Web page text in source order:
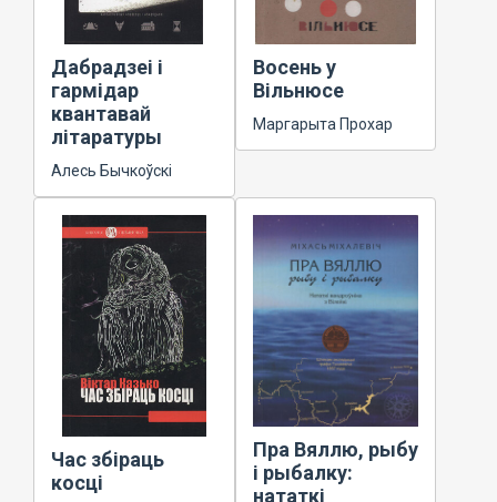
Дабрадзеі і
гармідар
квантавай
літаратуры
Алесь Бычкоўскі
Восень у
Вільнюсе
Маргарыта Прохар
Час збіраць
косці
Пра Вяллю, рыбу
і рыбалку:
нататкі